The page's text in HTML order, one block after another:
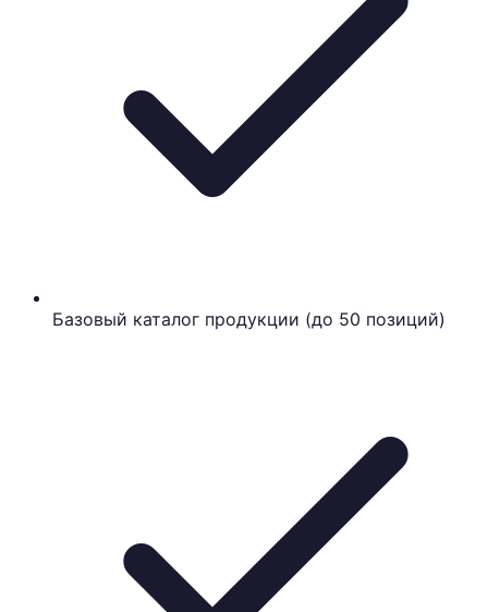
Базовый каталог продукции (до 50 позиций)